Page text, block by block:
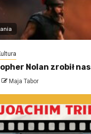
Nolan zrobił nas
Maja Tabor